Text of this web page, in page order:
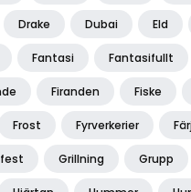
Drake Dubai Eld
Fantasi Fantasifullt
Firanden Fiske
Frost Fyrverkerier
Grillning Grupp